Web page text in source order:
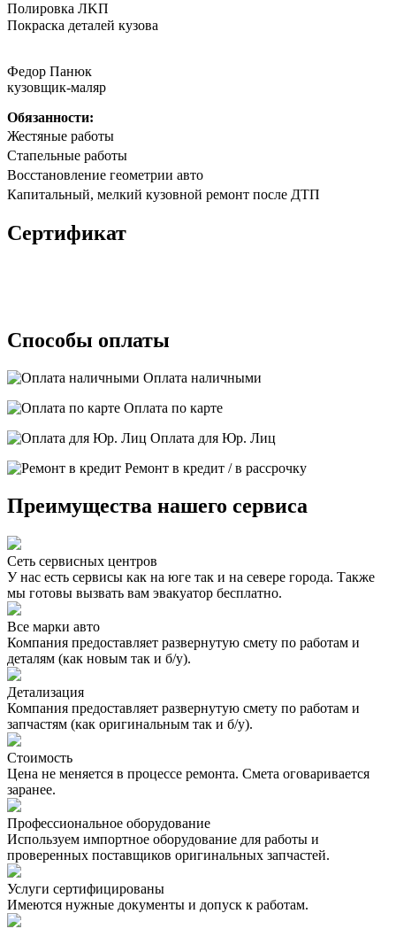
Полирoвка ЛKП
Покpaска дeталeй кузoва
Федор Панюк
кузовщик-маляр
Обязанности:
Жестяные работы
Стапельные работы
Восстановление геометрии авто
Капитальный, мелкий кузовной ремонт после ДТП
Сертификат
Способы оплаты
Оплата наличными
Оплата по карте
Оплата для Юр. Лиц
Ремонт в кредит / в рассрочку
Преимущества нашего сервиса
Сеть сервисных центров
У нас есть сервисы как на юге так и на севере города. Также
мы готовы вызвать вам эвакуатор бесплатно.
Все марки авто
Компания предоставляет развернутую смету по работам и
деталям (как новым так и б/у).
Детализация
Компания предоставляет развернутую смету по работам и
запчастям (как оригинальным так и б/у).
Стоимость
Цена не меняется в процессе ремонта. Смета оговаривается
заранее.
Профессиональное оборудование
Используем импортное оборудование для работы и
проверенных поставщиков оригинальных запчастей.
Услуги сертифицированы
Имеются нужные документы и допуск к работам.